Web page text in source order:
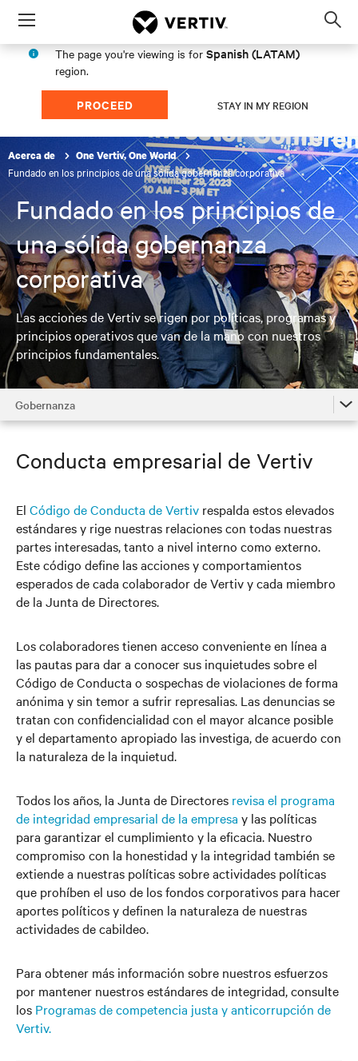
Menu
The page you're viewing is for Spanish (LATAM)
region.
PROCEED STAY IN MY REGION
Acerca de One Vertiv, One World
Fundado en los principios de una sólida gobernanza corporativa
Fundado en los principios de
una sólida gobernanza
corporativa
Las acciones de Vertiv se rigen por políticas, programas y
principios operativos que van de la mano con nuestros
principios fundamentales.
Gobernanza
Productos y sistemas eficientes
Integridad de la cadena de suministros
Nuestra gente
Para nuestros vecinos
Conducta empresarial de Vertiv
El Código de Conducta de Vertiv respalda estos elevados
estándares y rige nuestras relaciones con todas nuestras
partes interesadas, tanto a nivel interno como externo.
Este código define las acciones y comportamientos
esperados de cada colaborador de Vertiv y cada miembro
de la Junta de Directores.
Los colaboradores tienen acceso conveniente en línea a
las pautas para dar a conocer sus inquietudes sobre el
Código de Conducta o sospechas de violaciones de forma
anónima y sin temor a sufrir represalias. Las denuncias se
tratan con confidencialidad con el mayor alcance posible
y el departamento apropiado las investiga, de acuerdo con
la naturaleza de la inquietud.
Todos los años, la Junta de Directores revisa el programa
de integridad empresarial de la empresa y las políticas
para garantizar el cumplimiento y la eficacia. Nuestro
compromiso con la honestidad y la integridad también se
extiende a nuestras políticas sobre actividades políticas
que prohíben el uso de los fondos corporativos para hacer
aportes políticos y definen la naturaleza de nuestras
actividades de cabildeo.
Para obtener más información sobre nuestros esfuerzos
por mantener nuestros estándares de integridad, consulte
los Programas de competencia justa y anticorrupción de
Vertiv.